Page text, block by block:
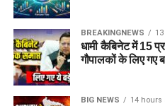
लगाने के प्रयास किए जा रहे हैं।
BREAKINGNEWS
धामी कैबिनेट में 15
गौपालकों के लिए
BIG NEWS 14 hours